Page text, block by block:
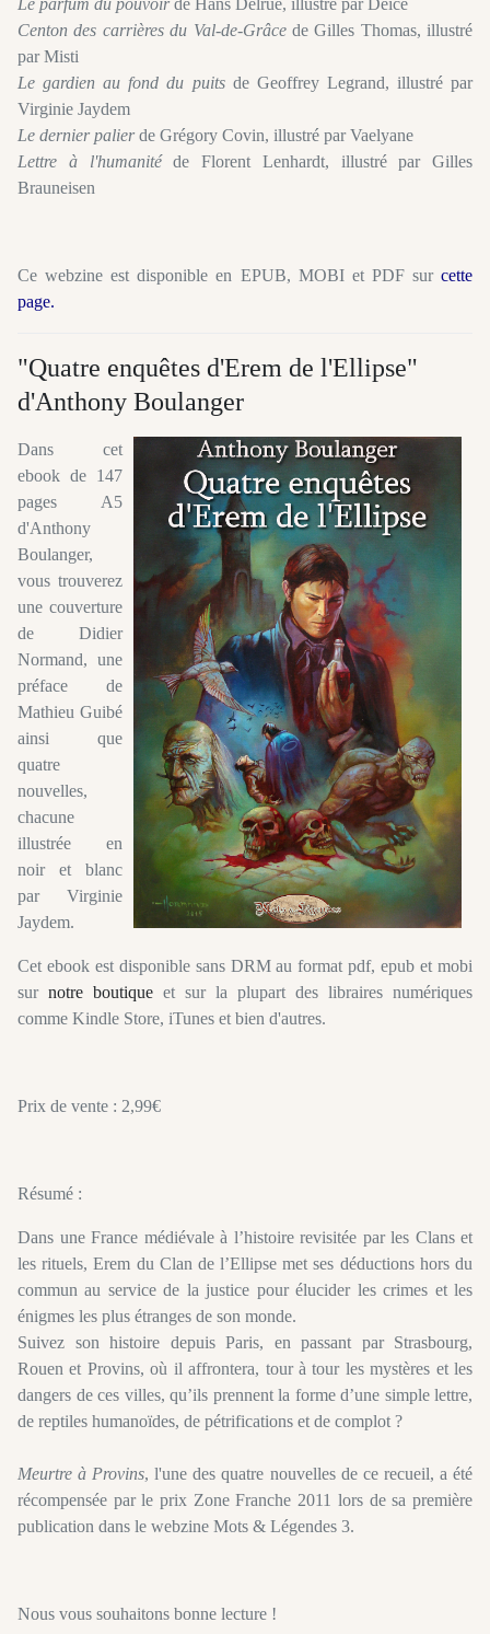
Centon des carrières du Val-de-Grâcede Gilles Thomas, illustré
par Misti
Le gardien au fond du puitsde Geoffrey Legrand, illustré par
Virginie Jaydem
Le dernier palierde Grégory Covin, illustré par Vaelyane
Lettre à l'humanitéde Florent Lenhardt, illustré par Gilles
Brauneisen
Ce webzine est disponible en EPUB, MOBI et PDF sur cette
page.
"Quatre enquêtes d'Erem de l'Ellipse"
d'Anthony Boulanger
Dans cet
ebook de 147
pages A5
d'Anthony
Boulanger,
vous trouverez
une couverture
de Didier
Normand, une
préface de
Mathieu Guibé
ainsi que
quatre
nouvelles,
chacune
illustrée en
noir et blanc
par Virginie
Jaydem.
Cet ebook est disponible sans DRM au format pdf, epub et mobi
sur notre boutique et sur la plupart des libraires numériques
comme Kindle Store, iTunes et bien d'autres.
Prix de vente : 2,99€
Résumé :
Dans une France médiévale à l’histoire revisitée par les Clans et
les rituels, Erem du Clan de l’Ellipse met ses déductions hors du
commun au service de la justice pour élucider les crimes et les
énigmes les plus étranges de son monde.
Suivez son histoire depuis Paris, en passant par Strasbourg,
Rouen et Provins, où il affrontera, tour à tour les mystères et les
dangers de ces villes, qu’ils prennent la forme d’une simple lettre,
de reptiles humanoïdes, de pétrifications et de complot ?
Meurtre à Provins, l'une des quatre nouvelles de ce recueil, a été
récompensée par le prix Zone Franche 2011 lors de sa première
publication dans le webzine Mots & Légendes 3.
Nous vous souhaitons bonne lecture !